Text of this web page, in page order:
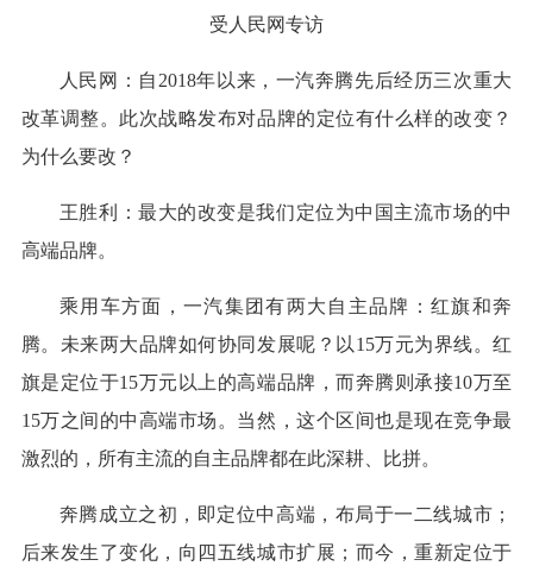
受人民网专访
人民网：自2018年以来，一汽奔腾先后经历三次重大
改革调整。此次战略发布对品牌的定位有什么样的改变？
为什么要改？
王胜利：最大的改变是我们定位为中国主流市场的中
高端品牌。
乘用车方面，一汽集团有两大自主品牌：红旗和奔
腾。未来两大品牌如何协同发展呢？以15万元为界线。红
旗是定位于15万元以上的高端品牌，而奔腾则承接10万至
15万之间的中高端市场。当然，这个区间也是现在竞争最
激烈的，所有主流的自主品牌都在此深耕、比拼。
奔腾成立之初，即定位中高端，布局于一二线城市；
后来发生了变化，向四五线城市扩展；而今，重新定位于